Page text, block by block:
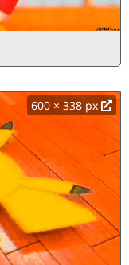
600 × 338 px